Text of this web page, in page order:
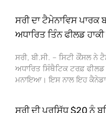
ਸਰੀ ਦਾ ਟੈਮੇਨਾਵਿਸ ਪਾਰਕ
ਅਧਾਰਿਤ ਤਿੰਨ ਫੀਲਡ
ਸਰੀ, ਬੀ.ਸੀ. – ਸਿਟੀ ਕੌਂਸਲ ਨੇ
ਅਧਾਰਿਤ ਸਿੰਥੈਟਿਕ ਟਰਫ਼
ਮਨਾਇਆ। ਇਸ ਨਾਲ ਇਹ ਕੈਨੇਡਾ
ਸਰੀ ਦੀ ਪ੍ਰਸਿੱਧ $20 ਨੂੰ